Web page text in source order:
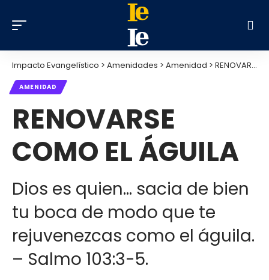
Impacto Evangelístico > Amenidades > Amenidad > RENOVARSE COMO EL ÁGUILA
AMENIDAD
RENOVARSE
COMO EL ÁGUILA
Dios es quien… sacia de bien
tu boca de modo que te
rejuvenezcas como el águila.
– Salmo 103:3-5.